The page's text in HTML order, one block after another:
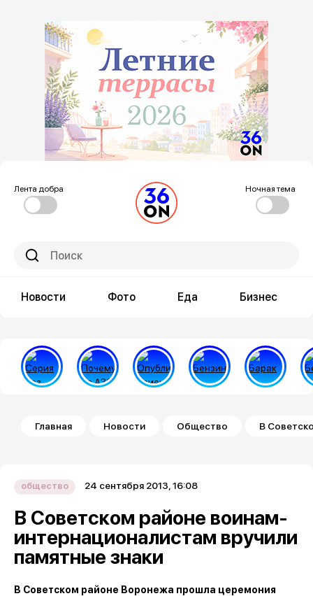
Лента добра Ночная тема
Новости Фото Еда Бизнес
Строка навигации
Главная Новости Общество В
общество 24 сентября 2013, 16:08
В Советском районе воинам-
интернационалистам вручили
памятные знаки
В Советском районе Воронежа прошла церемония